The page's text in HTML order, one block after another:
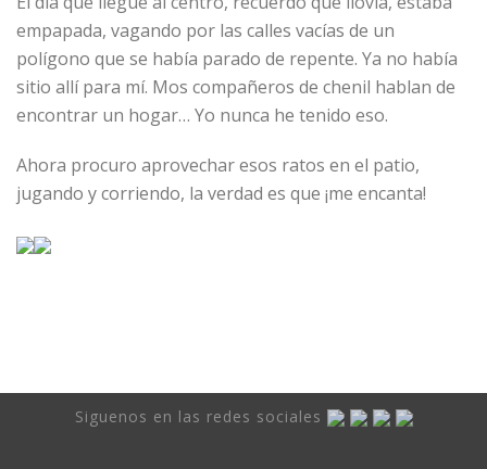
empapada, vagando por las calles vacías de un
polígono que se había parado de repente. Ya no había
sitio allí para mí. Mos compañeros de chenil hablan de
encontrar un hogar… Yo nunca he tenido eso.
Ahora procuro aprovechar esos ratos en el patio,
jugando y corriendo, la verdad es que ¡me encanta!
Siguenos en las redes sociales